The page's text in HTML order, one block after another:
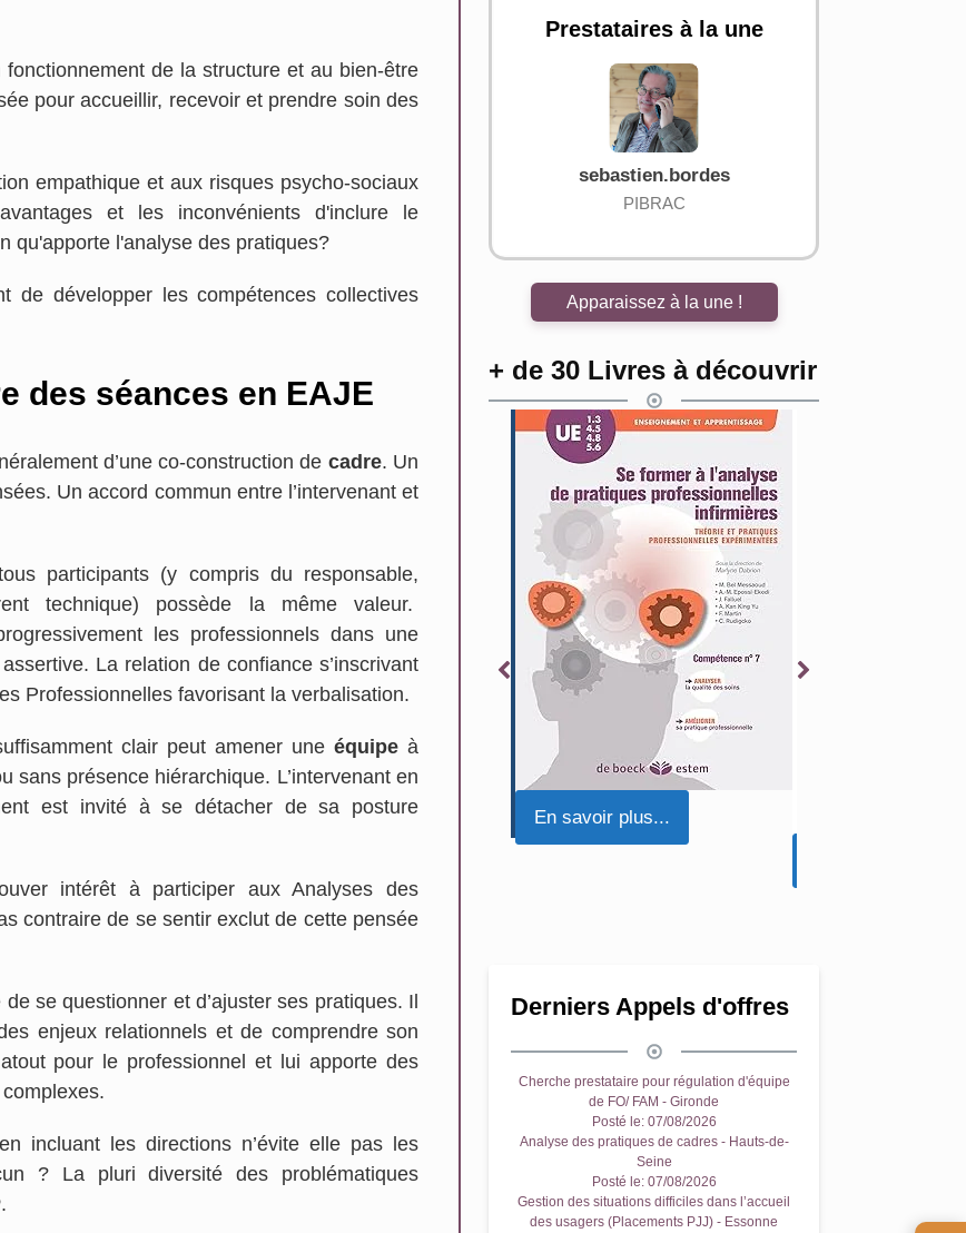
de la structure et au bien-être
pour accueillir, recevoir et prendre soin des
empathique et aux risques psycho-sociaux
et les inconvénients d'inclure le
qu'apporte l'analyse des pratiques?
développer les compétences collectives
des séances en EAJE
d’une co-construction de cadre. Un
Un accord commun entre l’intervenant et
participants (y compris du responsable,
technique) possède la même valeur.
les professionnels dans une
La relation de confiance s’inscrivant
Professionnelles favorisant la verbalisation.
clair peut amener une équipe à
sans présence hiérarchique. L’intervenant en
est invité à se détacher de sa posture
intérêt à participer aux Analyses des
contraire de se sentir exclut de cette pensée
se questionner et d’ajuster ses pratiques. Il
enjeux relationnels et de comprendre son
pour le professionnel et lui apporte des
incluant les directions n’évite elle pas les
? La pluri diversité des problématiques
.
Prestataires à la une
Vanessa Desmé
SUCY EN BRIE
sebastien.bordes
PIBRAC
Apparaissez à la une !
+ de 30 Livres à découvrir
En savoir plus...
Derniers Appels d'offres
Cherche prestataire pour régulation d'équipe
de FO/ FAM - Gironde
Posté le: 07/08/2026
Analyse des pratiques de cadres - Hauts-de-
Seine
Posté le: 07/08/2026
Gestion des situations difficiles dans l’accueil
des usagers (Placements PJJ) - Essonne